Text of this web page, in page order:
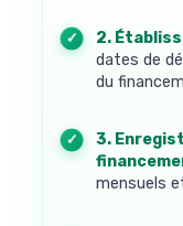
2.
dates de
du
3.
mensuels